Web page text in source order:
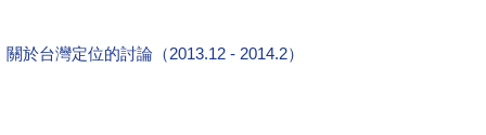
關於台灣定位的討論（2013.12 - 2014.2）